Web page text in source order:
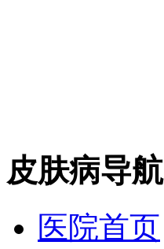
皮肤病导航
医院首页